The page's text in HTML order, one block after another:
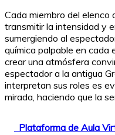
Cada miembro del
transmitir la intensidad y
sumergiendo al
química palpable en cada
crear una atmósfera
espectador a la antigua
interpretan sus roles es
mirada, haciendo que la
Plataforma de Aula